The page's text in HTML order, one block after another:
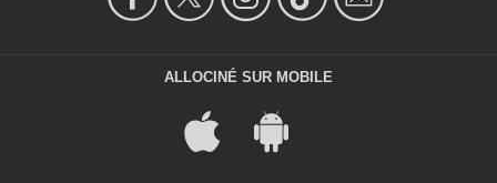
ALLOCINÉ SUR MOBILE